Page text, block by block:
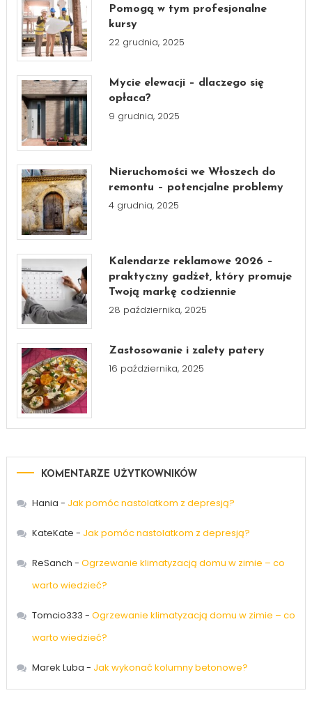
Pomogą w tym profesjonalne
kursy
22 grudnia, 2025
Mycie elewacji – dlaczego się
opłaca?
9 grudnia, 2025
Nieruchomości we Włoszech do
remontu – potencjalne problemy
4 grudnia, 2025
Kalendarze reklamowe 2026 –
praktyczny gadżet, który promuje
Twoją markę codziennie
28 października, 2025
Zastosowanie i zalety patery
16 października, 2025
KOMENTARZE UŻYTKOWNIKÓW
Hania - Jak pomóc nastolatkom z depresją?
KateKate - Jak pomóc nastolatkom z depresją?
ReSanch - Ogrzewanie klimatyzacją domu w zimie – co
warto wiedzieć?
Tomcio333 - Ogrzewanie klimatyzacją domu w zimie – co
warto wiedzieć?
Marek Luba - Jak wykonać kolumny betonowe?